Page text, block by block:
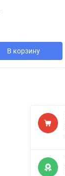
В корзину